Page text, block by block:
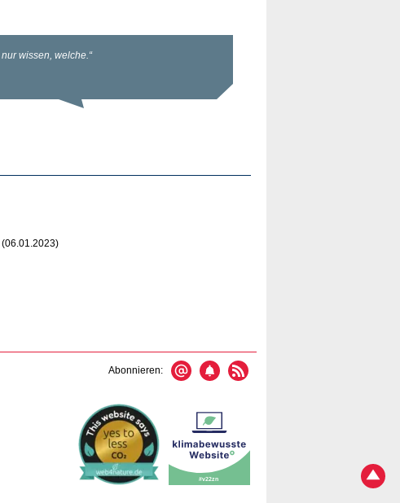
(06.01.2023)
Abonnieren: